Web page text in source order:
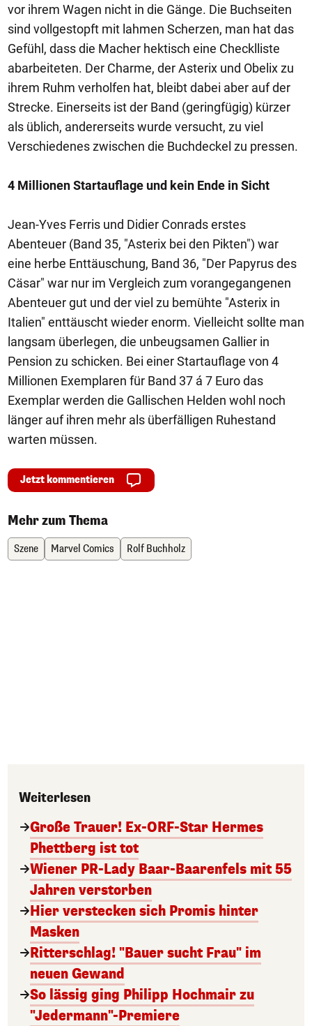
vor ihrem Wagen nicht in die Gänge. Die Buchseiten
sind vollgestopft mit lahmen Scherzen, man hat das
Gefühl, dass die Macher hektisch eine Checklliste
abarbeiteten. Der Charme, der Asterix und Obelix zu
ihrem Ruhm verholfen hat, bleibt dabei aber auf der
Strecke. Einerseits ist der Band (geringfügig) kürzer
als üblich, andererseits wurde versucht, zu viel
Verschiedenes zwischen die Buchdeckel zu pressen.
4 Millionen Startauflage und kein Ende in Sicht
Jean-Yves Ferris und Didier Conrads erstes
Abenteuer (Band 35, "Asterix bei den Pikten") war
eine herbe Enttäuschung, Band 36, "Der Papyrus des
Cäsar" war nur im Vergleich zum vorangegangenen
Abenteuer gut und der viel zu bemühte "Asterix in
Italien" enttäuscht wieder enorm. Vielleicht sollte man
langsam überlegen, die unbeugsamen Gallier in
Pension zu schicken. Bei einer Startauflage von 4
Millionen Exemplaren für Band 37 á 7 Euro das
Exemplar werden die Gallischen Helden wohl noch
länger auf ihren mehr als überfälligen Ruhestand
warten müssen.
Jetzt kommentieren
Mehr zum Thema
Szene Marvel Comics Rolf Buchholz
Weiterlesen
Große Trauer! Ex-ORF-Star Hermes
Phettberg ist tot
Wiener PR-Lady Baar-Baarenfels mit 55
Jahren verstorben
Hier verstecken sich Promis hinter
Masken
Ritterschlag! "Bauer sucht Frau" im
neuen Gewand
So lässig ging Philipp Hochmair zu
"Jedermann"-Premiere